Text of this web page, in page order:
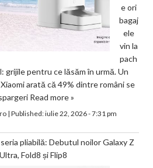
e ori
bagaj
ele
vin la
pach
grijile pentru ce lăsăm în urmă. Un
arată că 49% dintre români se
Read more »
| Published:iulie 22, 2026 - 7:31 pm
pliabilă: Debutul noilor Galaxy Z
Fold8 și Flip8